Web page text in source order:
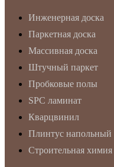
Инженерная доска
Паркетная доска
Массивная доска
Штучный паркет
Пробковые полы
SPC ламинат
Кварцвинил
Плинтус напольный
Строительная химия